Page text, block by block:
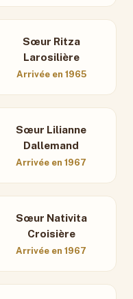
Sœur Ritza
Larosilière
Arrivée en 1965
Sœur Lilianne
Dallemand
Arrivée en 1967
Sœur Nativita
Croisière
Arrivée en 1967